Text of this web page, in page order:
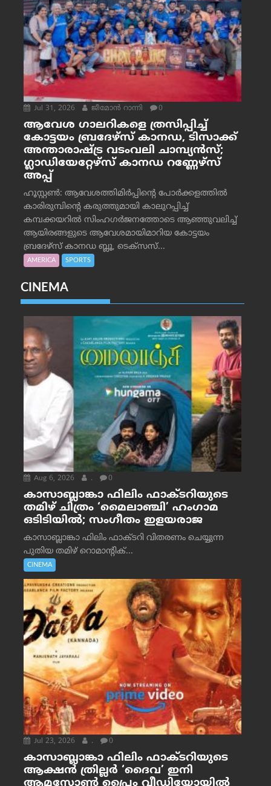
Jul 31, 2026 ജീമോന്‍ റാന്നി 0
ആവേശ ഗാലറികളെ ത്രസിപ്പിച്ച്
കോട്ടയം ബ്രദേഴ്‌സ് കാനഡ, ടിസാക്ക്
അന്താരാഷ്ട്ര വടംവലി ചാമ്പ്യന്‍സ്;
ഗ്ലാഡിയേറ്റേഴ്‌സ് കാനഡ റണ്ണേഴ്‌സ്
അപ്പ്
ഹൂസ്റ്റണ്‍: ആവേശത്തിമിര്‍പ്പിന്റെ പോര്‍ക്കളത്തില്‍
കാരിരുമ്പിന്റെ കരുത്തുമായി കാലുറപ്പിച്ച്
കമ്പക്കയറില്‍ സിംഹഗര്‍ജനത്തോടെ ആഞ്ഞുവലിച്ച്
ആയിരങ്ങളുടെ ആവേശമായിമാറിയ കോട്ടയം
ബ്രദേഴ്‌സ് കാനഡ ബ്ലൂ, ടെക്‌സസ്...
AMERICA SPORTS
CINEMA
Aug 6, 2026 . 0
കാസാബ്ലാങ്കാ ഫിലിം ഫാക്ടറിയുടെ
തമിഴ് ചിത്രം ‘മൈലാഞ്ചി’ ഹംഗാമ
ഒടിടിയിൽ; സംഗീതം ഇളയരാജ
കാസാബ്ലാങ്കാ ഫിലിം ഫാക്ടറി വിതരണം ചെയ്യുന്ന
പുതിയ തമിഴ് റൊമാന്റിക്...
CINEMA
Jul 23, 2026 . 0
കാസാബ്ലാങ്കാ ഫിലിം ഫാക്ടറിയുടെ
ആക്ഷൻ ത്രില്ലർ ‘ദൈവ’ ഇനി